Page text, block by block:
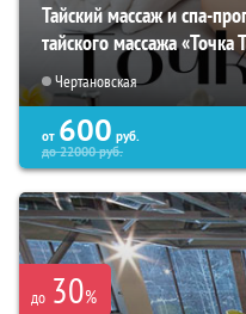
Тайский массаж и спа-
тайского массажа «Точка
Чертановская
от 600 руб.
до22000руб.
до 30%